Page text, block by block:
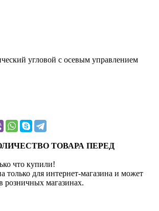
угловой с осевым управлением
ТОВАРА ПЕРЕД
что купили!
только для интернет-магазина и может
розничных магазинах.